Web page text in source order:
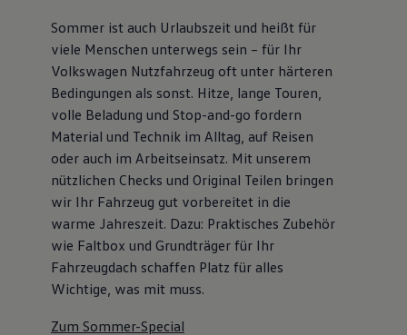
Sommer ist auch Urlaubszeit und heißt für
viele Menschen unterwegs sein – für Ihr
Volkswagen Nutzfahrzeug oft unter härteren
Bedingungen als sonst. Hitze, lange Touren,
volle Beladung und Stop-and-go fordern
Material und Technik im Alltag, auf Reisen
oder auch im Arbeitseinsatz. Mit unserem
nützlichen Checks und Original Teilen bringen
wir Ihr Fahrzeug gut vorbereitet in die
warme Jahreszeit. Dazu: Praktisches Zubehör
wie Faltbox und Grundträger für Ihr
Fahrzeugdach schaffen Platz für alles
Wichtige, was mit muss.
Zum Sommer-Special